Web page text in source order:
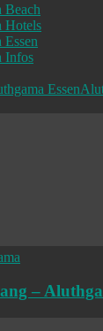
Beach
Hotels
Essen
Infos
Essen
–